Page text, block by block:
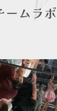
ームラボ